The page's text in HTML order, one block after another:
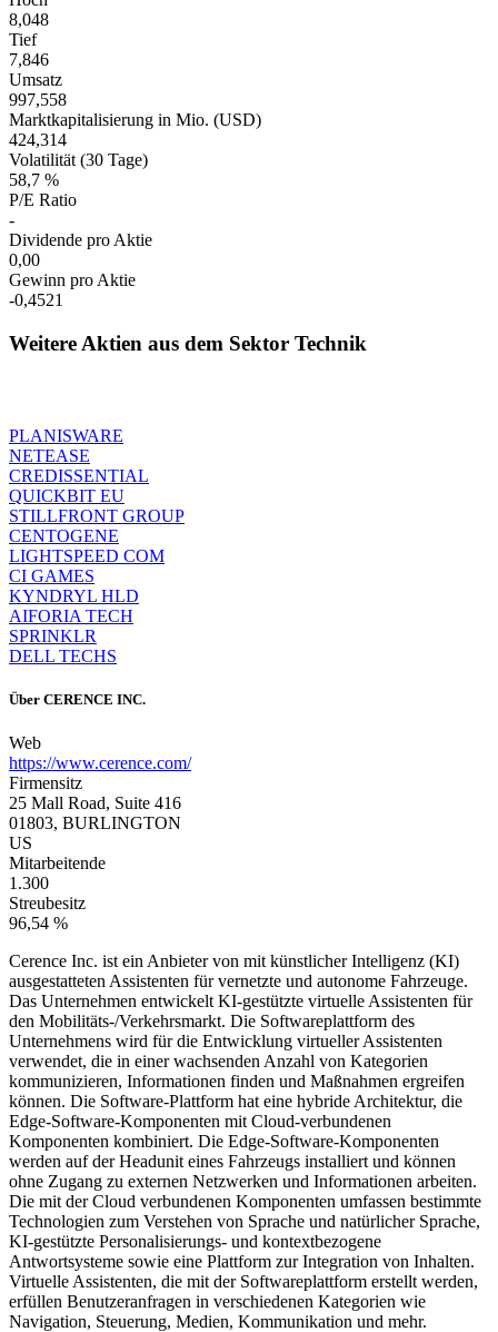
8,048
Tief
7,846
Umsatz
997,558
Marktkapitalisierung in Mio. (USD)
424,314
Volatilität (30 Tage)
58,7 %
P/E Ratio
-
Dividende pro Aktie
0,00
Gewinn pro Aktie
-0,4521
Weitere Aktien aus dem Sektor Technik
PLANISWARE
NETEASE
CREDISSENTIAL
QUICKBIT EU
STILLFRONT GROUP
CENTOGENE
LIGHTSPEED COM
CI GAMES
KYNDRYL HLD
AIFORIA TECH
SPRINKLR
DELL TECHS
Über CERENCE INC.
Web
https://www.cerence.com/
Firmensitz
25 Mall Road, Suite 416
01803, BURLINGTON
US
Mitarbeitende
1.300
Streubesitz
96,54 %
Cerence Inc. ist ein Anbieter von mit künstlicher Intelligenz (KI)
ausgestatteten Assistenten für vernetzte und autonome Fahrzeuge.
Das Unternehmen entwickelt KI-gestützte virtuelle Assistenten für
den Mobilitäts-/Verkehrsmarkt. Die Softwareplattform des
Unternehmens wird für die Entwicklung virtueller Assistenten
verwendet, die in einer wachsenden Anzahl von Kategorien
kommunizieren, Informationen finden und Maßnahmen ergreifen
können. Die Software-Plattform hat eine hybride Architektur, die
Edge-Software-Komponenten mit Cloud-verbundenen
Komponenten kombiniert. Die Edge-Software-Komponenten
werden auf der Headunit eines Fahrzeugs installiert und können
ohne Zugang zu externen Netzwerken und Informationen arbeiten.
Die mit der Cloud verbundenen Komponenten umfassen bestimmte
Technologien zum Verstehen von Sprache und natürlicher Sprache,
KI-gestützte Personalisierungs- und kontextbezogene
Antwortsysteme sowie eine Plattform zur Integration von Inhalten.
Virtuelle Assistenten, die mit der Softwareplattform erstellt werden,
erfüllen Benutzeranfragen in verschiedenen Kategorien wie
Navigation, Steuerung, Medien, Kommunikation und mehr.